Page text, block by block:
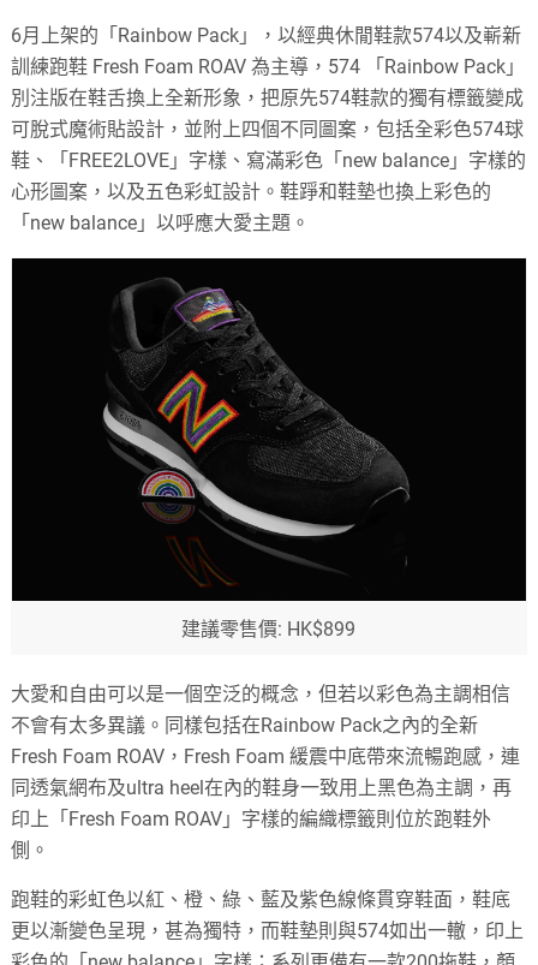
6月上架的「Rainbow Pack」，以經典休閒鞋款574以及嶄新
訓練跑鞋 Fresh Foam ROAV 為主導，574 「Rainbow Pack」
別注版在鞋舌換上全新形象，把原先574鞋款的獨有標籤變成
可脫式魔術貼設計，並附上四個不同圖案，包括全彩色574球
鞋、「FREE2LOVE」字樣、寫滿彩色「new balance」字樣的
心形圖案，以及五色彩虹設計。鞋踭和鞋墊也換上彩色的
「new balance」以呼應大愛主題。
建議零售價: HK$899
大愛和自由可以是一個空泛的概念，但若以彩色為主調相信
不會有太多異議。同樣包括在Rainbow Pack之內的全新
Fresh Foam ROAV，Fresh Foam 緩震中底帶來流暢跑感，連
同透氣網布及ultra heel在內的鞋身一致用上黑色為主調，再
印上「Fresh Foam ROAV」字樣的編織標籤則位於跑鞋外
側。
跑鞋的彩虹色以紅、橙、綠、藍及紫色線條貫穿鞋面，鞋底
更以漸變色呈現，甚為獨特，而鞋墊則與574如出一轍，印上